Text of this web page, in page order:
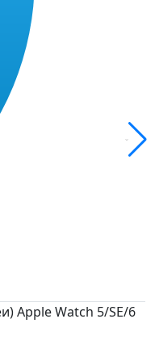
Apple Watch 5/SE/6